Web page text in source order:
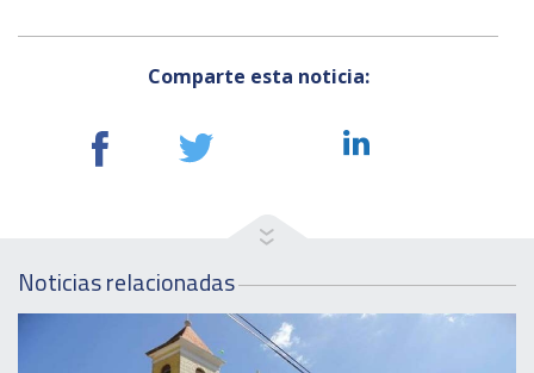
Comparte esta noticia:
Noticias relacionadas